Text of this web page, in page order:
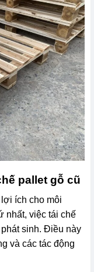
pallet gỗ cũ
ích cho môi
nhất, việc tái chế
sinh. Điều này
và các tác động